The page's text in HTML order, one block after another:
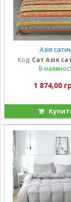
Азія
Код: Сат Азія
В
1 874,00